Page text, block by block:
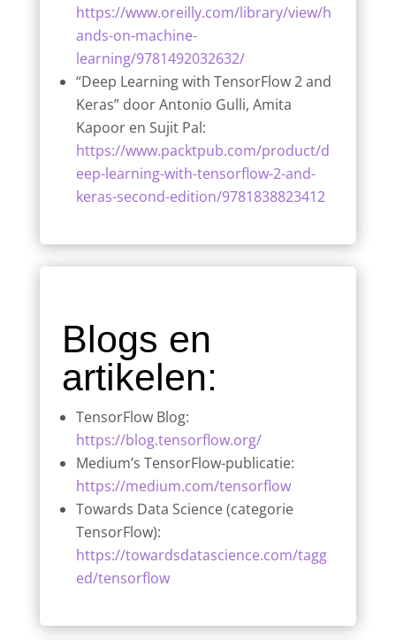
https://www.oreilly.com/library/view/h
ands-on-machine-
learning/9781492032632/
“Deep Learning with TensorFlow 2 and
Keras” door Antonio Gulli, Amita
Kapoor en Sujit Pal:
https://www.packtpub.com/product/d
eep-learning-with-tensorflow-2-and-
keras-second-edition/9781838823412
Blogs en
artikelen:
TensorFlow Blog:
https://blog.tensorflow.org/
Medium’s TensorFlow-publicatie:
https://medium.com/tensorflow
Towards Data Science (categorie
TensorFlow):
https://towardsdatascience.com/tagg
ed/tensorflow